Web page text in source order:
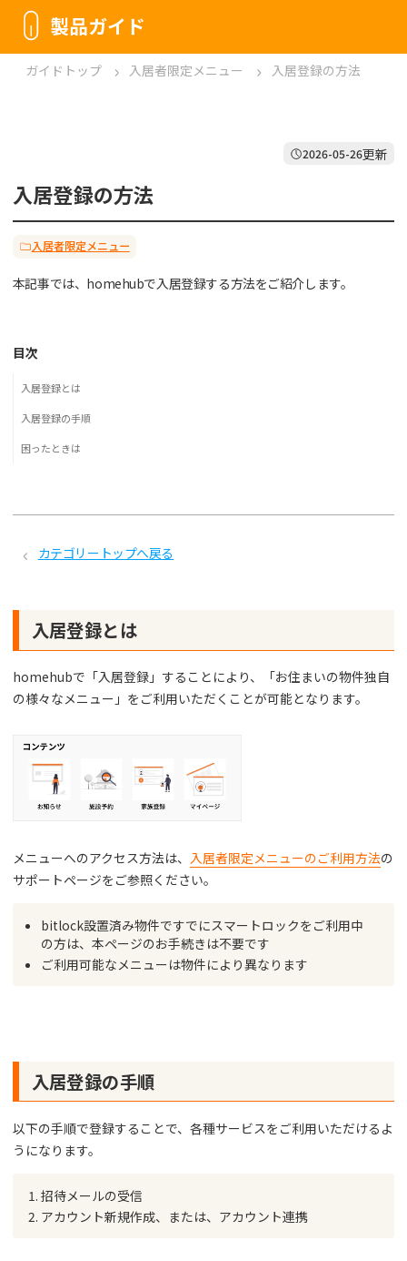
製品ガイド
ガイドトップ 入居者限定メニュー 入居登録の方法
2026-05-26更新
入居登録の方法
入居者限定メニュー
本記事では、homehubで入居登録する方法をご紹介します。
目次
入居登録とは
入居登録の手順
困ったときは
カテゴリートップへ戻る
入居登録とは
homehubで「入居登録」することにより、「お住まいの物件独自
の様々なメニュー」をご利用いただくことが可能となります。
メニューへのアクセス方法は、 入居者限定メニューのご利用方法の
サポートページをご参照ください。
bitlock設置済み物件ですでにスマートロックをご利用中
の方は、本ページのお手続きは不要です
ご利用可能なメニューは物件により異なります
入居登録の手順
以下の手順で登録することで、各種サービスをご利用いただけるよ
うになります。
招待メールの受信
アカウント新規作成、または、アカウント連携